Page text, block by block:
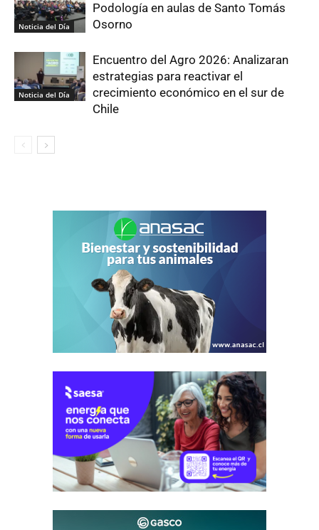
Noticia del Día
Podología en aulas de Santo Tomás
Osorno
Noticia del Día
Encuentro del Agro 2026: Analizaran
estrategias para reactivar el
crecimiento económico en el sur de
Chile